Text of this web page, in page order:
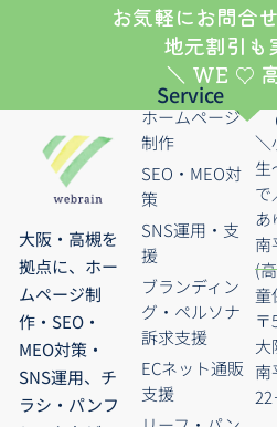
お気軽にお問合
地元割引も
＼ WE ♡
大阪・高槻を
拠点に、ホー
ムページ制
作・SEO・
MEO対策・
SNS運用、チ
ラシ・パンフ
Service
ホームページ
制作
SEO・MEO対
策
SNS運用・支
援
ブランディン
グ・ペルソナ
訴求支援
ECネット通販
支援
＼
生
で
あ
南
(
童
〒
大
南
22